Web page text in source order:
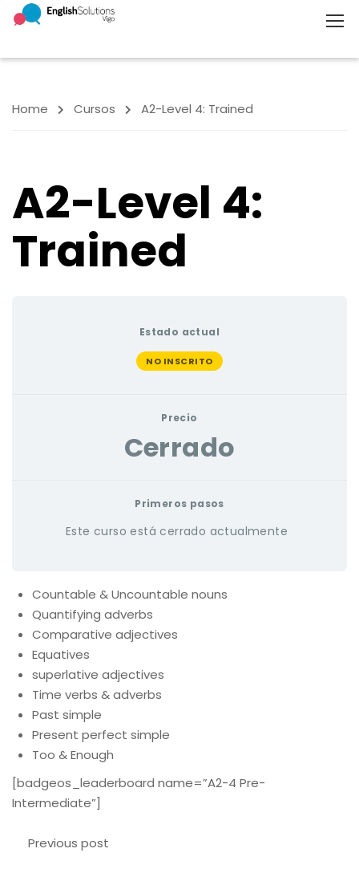
Home Cursos A2-Level 4: Trained
A2-Level 4:
Trained
Estado actual
NO INSCRITO
Precio
Cerrado
Primeros pasos
Este curso está cerrado actualmente
Countable & Uncountable nouns
Quantifying adverbs
Comparative adjectives
Equatives
superlative adjectives
Time verbs & adverbs
Past simple
Present perfect simple
Too & Enough
[badgeos_leaderboard name=”A2-4 Pre-
Intermediate”]
Previous post